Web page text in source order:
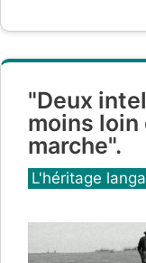
"Deux
moins
marche".
Catégories
L'héritage